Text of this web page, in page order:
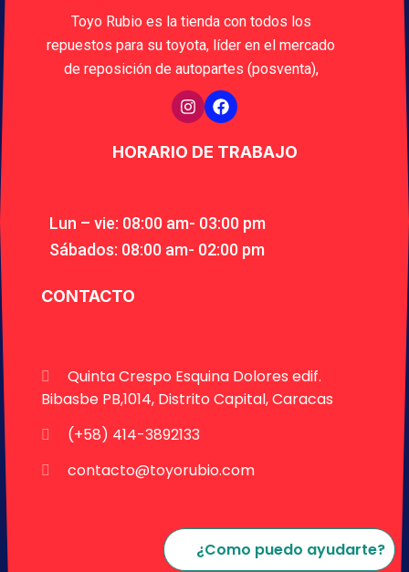
Toyo Rubio es la tienda con todos los
repuestos para su toyota, líder en el mercado
de reposición de autopartes (posventa),
HORARIO DE TRABAJO
Lun – vie: 08:00 am- 03:00 pm
Sábados: 08:00 am- 02:00 pm
CONTACTO
Quinta Crespo Esquina Dolores edif.
Bibasbe PB,1014, Distrito Capital, Caracas
(+58) 414-3892133
contacto@toyorubio.com
¿Como puedo ayudarte?